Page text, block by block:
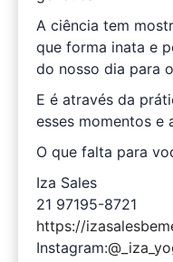
A ciência tem
que forma inata e
do nosso dia para
E é através da
esses momentos e
O que falta para
Iza Sales
21 97195-8721
https://
Instagram: